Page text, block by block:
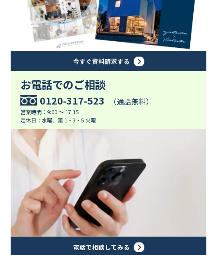
今すぐ資料請求する
お電話でのご相談
0120-317-523 （通話無料）
営業時間：9:00 ～ 17:15
定休日：水曜、第 1・3・5 火曜
電話で相談してみる